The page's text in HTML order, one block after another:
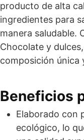
producto de alta
ingredientes para
manera saludable.
Chocolate y
composición única
Beneficios
Elaborado con
ecológico, lo